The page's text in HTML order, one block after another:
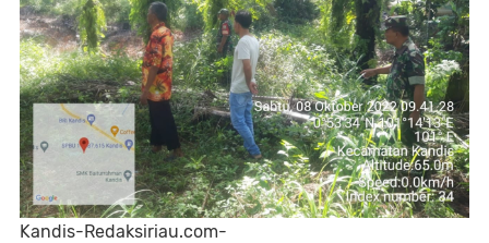
Kandis-Redaksiriau.com-